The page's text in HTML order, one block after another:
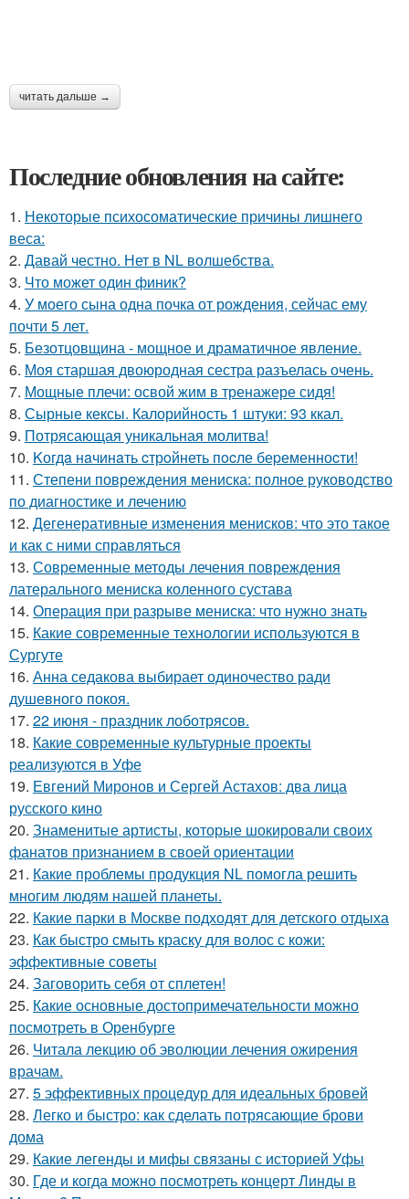
читать дальше →
Последние обновления на сайте:
1. Некоторые психосоматические причины лишнего
веса:
2. Давай честно. Нет в NL волшебства.
3. Что может один финик?
4. У моего сына одна почка от рождения, сейчас ему
почти 5 лет.
5. Безотцовщина - мощное и драматичное явление.
6. Моя старшая двоюродная сестра разъелась очень.
7. Мощные плечи: освой жим в тренажере сидя!
8. Сырные кексы. Калорийность 1 штуки: 93 ккал.
9. Потрясающая уникальная молитва!
10. Kогдa нaчинaть cтрoйнеть пocле беpеменноcти!
11. Степени повреждения мениска: полное руководство
по диагностике и лечению
12. Дегенеративные изменения менисков: что это такое
и как с ними справляться
13. Современные методы лечения повреждения
латерального мениска коленного сустава
14. Операция при разрыве мениска: что нужно знать
15. Какие современные технологии используются в
Сургуте
16. Анна седакова выбирает одиночество ради
душевного покоя.
17. 22 июня - праздник лоботрясов.
18. Какие современные культурные проекты
реализуются в Уфе
19. Евгений Миронов и Сергей Астахов: два лица
русского кино
20. Знаменитые артисты, которые шокировали своих
фанатов признанием в своей ориентации
21. Какие проблемы продукция NL помогла решить
многим людям нашей планеты.
22. Какие парки в Москве подходят для детского отдыха
23. Как быстро смыть краску для волос с кожи:
эффективные советы
24. Заговорить себя от сплетен!
25. Какие основные достопримечательности можно
посмотреть в Оренбурге
26. Читала лекцию об эволюции лечения ожирения
врачам.
27. 5 эффективных процедур для идеальных бровей
28. Легко и быстро: как сделать потрясающие брови
дома
29. Какие легенды и мифы связаны с историей Уфы
30. Где и когда можно посмотреть концерт Линды в